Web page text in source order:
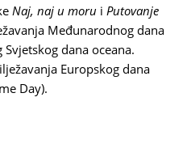
Naj, naj u moru i Putovanje
Međunarodnog dana
dana oceana.
Europskog dana
Day).